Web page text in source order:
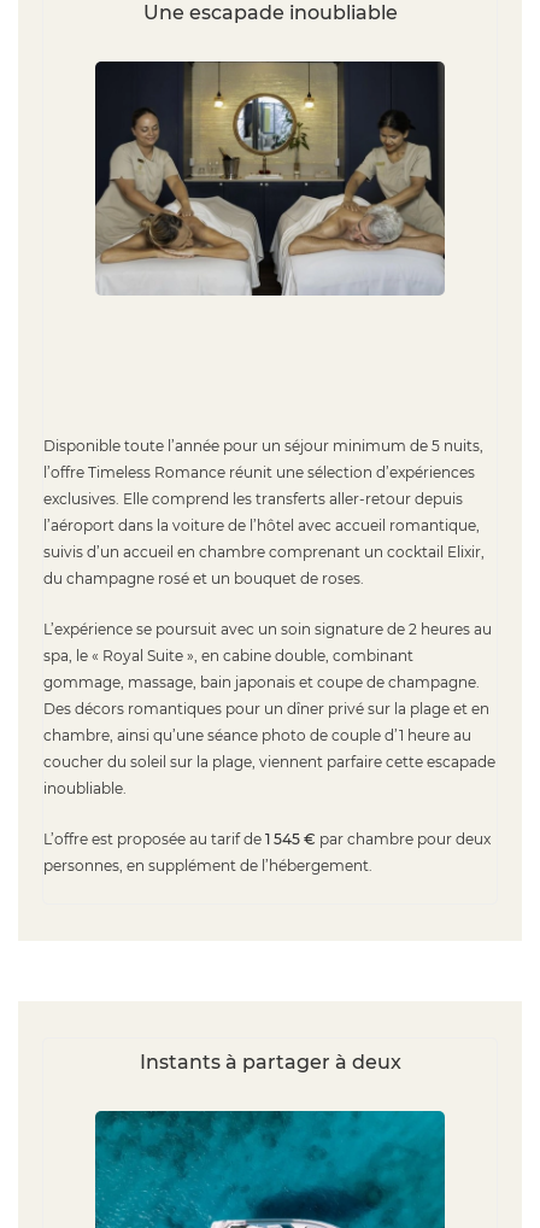
Une escapade inoubliable
Disponible toute l’année pour un séjour minimum de 5 nuits,
l’offre Timeless Romance réunit une sélection d’expériences
exclusives. Elle comprend les transferts aller-retour depuis
l’aéroport dans la voiture de l’hôtel avec accueil romantique,
suivis d’un accueil en chambre comprenant un cocktail Elixir,
du champagne rosé et un bouquet de roses.
L’expérience se poursuit avec un soin signature de 2 heures au
spa, le « Royal Suite », en cabine double, combinant
gommage, massage, bain japonais et coupe de champagne.
Des décors romantiques pour un dîner privé sur la plage et en
chambre, ainsi qu’une séance photo de couple d’1 heure au
coucher du soleil sur la plage, viennent parfaire cette escapade
inoubliable.
L’offre est proposée au tarif de 1 545 € par chambre pour deux
personnes, en supplément de l’hébergement.
Instants à partager à deux